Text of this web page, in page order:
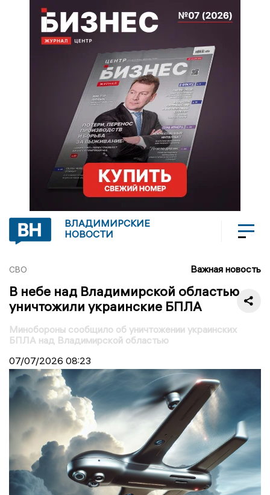
ВЛАДИМИРСКИЕ
НОВОСТИ
СВО Важная новость
В небе над Владимирской областью
уничтожили украинские БПЛА
Минобороны сообщило об уничтожении украинских
БПЛА над Владимирской областью
07/07/2026 08:23